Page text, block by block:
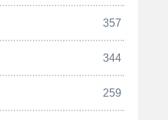
357
344
259